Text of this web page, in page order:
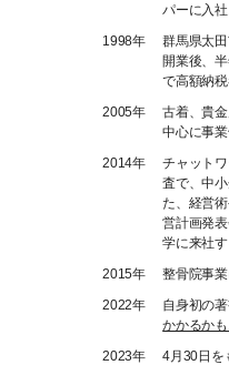
パーに入社
1998年
群馬県太
開業後、
で高額納税
2005年
古着、貴
中心に事業
2014年
チャット
査で、中
た、経営
営計画発
学に来社す
2015年
整骨院事業
2022年
自身初の
かかるかも
2023年
4月30日を